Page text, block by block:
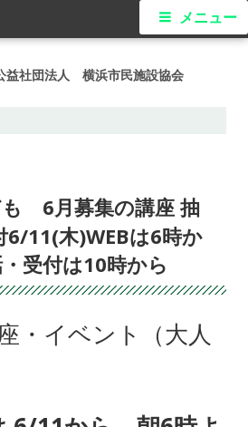
益社団法人 横浜市民施設協会
メニュー
も 6月募集の講座 抽
6/11(木)WEBは6時か
受付は10時から
・イベント（大人